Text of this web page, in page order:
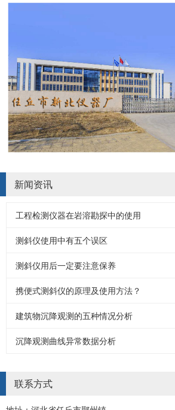
新闻资讯
工程检测仪器在岩溶勘探中的使用
测斜仪使用中有五个误区
测斜仪用后一定要注意保养
携便式测斜仪的原理及使用方法？
建筑物沉降观测的五种情况分析
沉降观测曲线异常数据分析
联系方式